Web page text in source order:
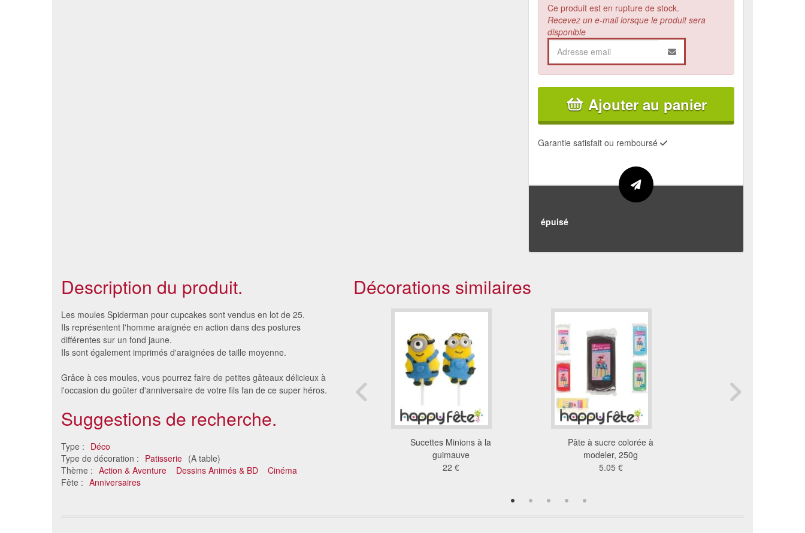
Ce produit est en rupture de stock.
Recevez un e-mail lorsque le produit sera
disponible
Ajouter au panier
Garantie satisfait ou remboursé
épuisé
Description du produit.
Les moules Spiderman pour cupcakes sont vendus en lot de 25.
Ils représentent l'homme araignée en action dans des postures
différentes sur un fond jaune.
Ils sont également imprimés d'araignées de taille moyenne.
Grâce à ces moules, vous pourrez faire de petites gâteaux délicieux à
l'occasion du goûter d'anniversaire de votre fils fan de ce super héros.
Suggestions de recherche.
Type : Déco
Type de décoration : Patisserie (A table)
Thème : Action & Aventure Dessins Animés & BD
Cinéma
Fête : Anniversaires
Décorations similaires
Décorations Minions en sucre
7.78 €
3.09 €
Sucettes Minions à la
guimauve
22 €
Pâte à sucre colorée à
modeler, 250g
5.05 €